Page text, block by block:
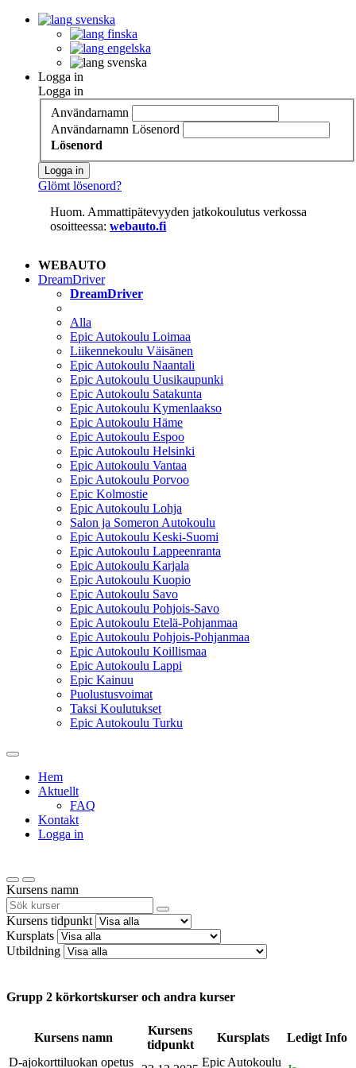
svenska
finska
engelska
svenska
Logga in
Logga in
Användarnamn
Användarnamn Lösenord
Lösenord
Logga in
Glömt lösenord?
Huom. Ammattipätevyyden jatkokoulutus verkossa
osoitteessa: webauto.fi
WEBAUTO
DreamDriver
DreamDriver
Alla
Epic Autokoulu Loimaa
Liikennekoulu Väisänen
Epic Autokoulu Naantali
Epic Autokoulu Uusikaupunki
Epic Autokoulu Satakunta
Epic Autokoulu Kymenlaakso
Epic Autokoulu Häme
Epic Autokoulu Espoo
Epic Autokoulu Helsinki
Epic Autokoulu Vantaa
Epic Autokoulu Porvoo
Epic Kolmostie
Epic Autokoulu Lohja
Salon ja Someron Autokoulu
Epic Autokoulu Keski-Suomi
Epic Autokoulu Lappeenranta
Epic Autokoulu Karjala
Epic Autokoulu Kuopio
Epic Autokoulu Savo
Epic Autokoulu Pohjois-Savo
Epic Autokoulu Etelä-Pohjanmaa
Epic Autokoulu Pohjois-Pohjanmaa
Epic Autokoulu Koillismaa
Epic Autokoulu Lappi
Epic Kainuu
Puolustusvoimat
Taksi Koulutukset
Epic Autokoulu Turku
Hem
Aktuellt
FAQ
Kontakt
Logga in
Kursens namn
Kursens tidpunkt
Kursplats
Utbildning
Grupp 2 körkortskurser och andra kurser
Kursens namn
Kursens
tidpunkt
Kursplats Ledigt Info
D-ajokorttiluokan opetus
Epic Autokoulu